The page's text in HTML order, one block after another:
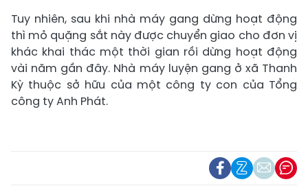
Tuy nhiên, sau khi nhà máy gang dừng hoạt động
thì mỏ quặng sắt này được chuyển giao cho đơn vị
khác khai thác một thời gian rồi dừng hoạt động
vài năm gần đây. Nhà máy luyện gang ở xã Thanh
Kỳ thuộc sở hữu của một công ty con của Tổng
công ty Anh Phát.